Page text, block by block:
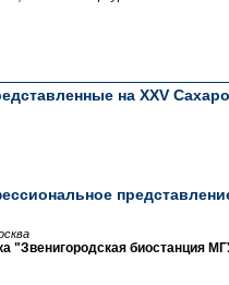
на XXV
"Звенигородская биостанция